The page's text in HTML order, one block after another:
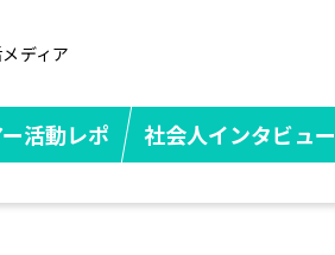
ディア
活動レポ 社会人インタビュー